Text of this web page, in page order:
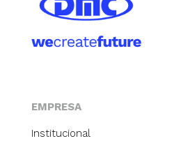
EMPRESA
Institucional